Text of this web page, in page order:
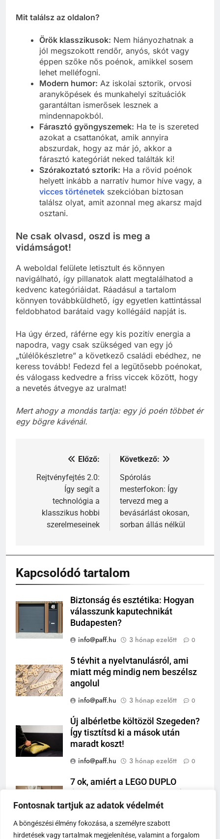
Fontosnak tartjuk az adatok védelmét
A böngészési élmény fokozása, a személyre szabott
hirdetések vagy tartalmak megjelenítése, valamint a forgalom
Mit találsz az oldalon?
Örök klasszikusok: Nem hiányozhatnak a
jól megszokott rendőr, anyós, skót vagy
éppen szőke nős poénok, amikkel sosem
lehet melléfogni.
Modern humor: Az iskolai sztorik, orvosi
aranyköpések és munkahelyi szituációk
garantáltan ismerősek lesznek a
mindennapokból.
Fárasztó gyöngyszemek: Ha te is szereted
azokat a csattanókat, amik annyira
abszurdak, hogy az már jó, akkor a
fárasztó kategóriát neked találták ki!
Szórakoztató sztorik: Ha a rövid poénok
helyett inkább a narratív humor híve vagy, a
vicces történetek szekcióban biztosan
találsz olyat, amit azonnal meg akarsz majd
osztani.
Ne csak olvasd, oszd is meg a
vidámságot!
A weboldal felülete letisztult és könnyen
navigálható, így pillanatok alatt megtalálhatod a
kedvenc kategóriáidat. Ráadásul a tartalom
könnyen továbbküldhető, így egyetlen kattintással
feldobhatod barátaid vagy kollégáid napját is.
Ha úgy érzed, ráférne egy kis pozitív energia a
napodra, vagy csak szükséged van egy jó
„túlélőkészletre” a következő családi ebédhez, ne
keress tovább! Fedezd fel a legütősebb poénokat,
és válogass kedvedre a friss viccek között, hogy
a nevetés átvegye az uralmat!
Mert ahogy a mondás tartja: egy jó poén többet ér
egy bögre kávénál.
Bejegyzés
navigáció
Előző:
Rejtvényfejtés 2.0:
Így segít a
technológia a
klasszikus hobbi
szerelmeseinek
Következő:
Spórolás
mesterfokon: Így
tervezd meg a
bevásárlást okosan,
sorban állás nélkül
Kapcsolódó tartalom
Biztonság és esztétika: Hogyan
válasszunk kaputechnikát
Budapesten?
info@paff.hu
3 hónap ezelőtt 0
5 tévhit a nyelvtanulásról, ami
miatt még mindig nem beszélsz
angolul
info@paff.hu
3 hónap ezelőtt 0
Új albérletbe költözöl Szegeden?
Így tisztítsd ki a mások után
maradt koszt!
info@paff.hu
3 hónap ezelőtt 0
7 ok, amiért a LEGO DUPLO
királya
info@paff.hu
3 hónap ezelőtt